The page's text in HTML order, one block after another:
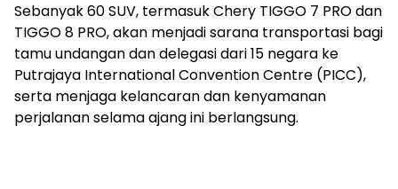
Sebanyak 60 SUV, termasuk Chery TIGGO 7 PRO dan
TIGGO 8 PRO, akan menjadi sarana transportasi bagi
tamu undangan dan delegasi dari 15 negara ke
Putrajaya International Convention Centre (PICC),
serta menjaga kelancaran dan kenyamanan
perjalanan selama ajang ini berlangsung.